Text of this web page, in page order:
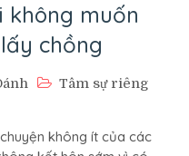
không muốn
chồng
Tâm sự riêng
không ít của các